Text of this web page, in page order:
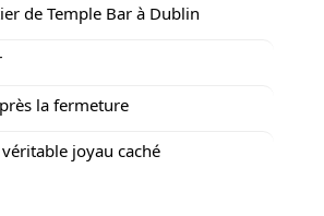
de Temple Bar à Dublin
la fermeture
joyau caché